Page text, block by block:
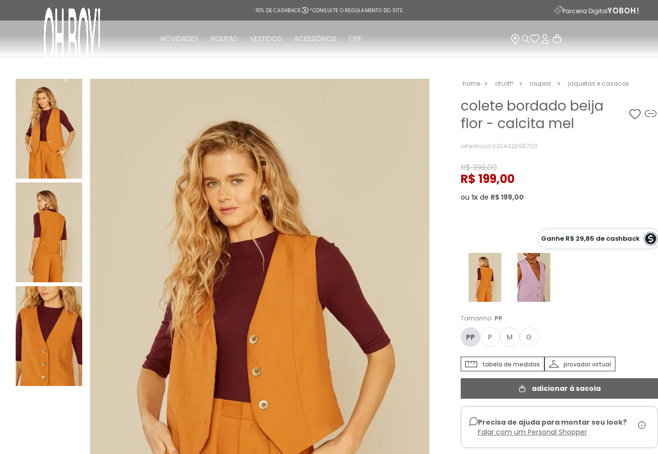
15% DE CASHBACK *CONSULTE O REGULAMENTO DO SITE Parceria Digital
NOVIDADES ROUPAS VESTIDOS ACESSÓRIOS OFF
oh,off! roupas jaquetas e casacos
colete bordado beija
flor - calcita mel
referência:020442698700
R$399,00
R$ 199,00
Ganhe R$ 29,85 de cashback
ou 1 de R$199,00
Tamanho: PP
PP P M G
provador virtual
tabela de medidas
adicionar à sacola
Precisa de ajuda para montar seu look?
Falar com um Personal Shopper
TERMOS MAIS BUSCADOS
vestido
vestido longo
3º
blusa
vestido midi
calça
vestido curto
tricot
calça jeans
macacão
10º short